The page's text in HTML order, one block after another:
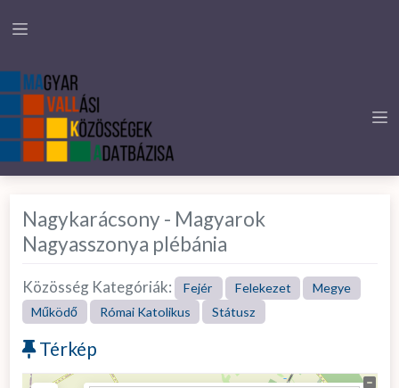
Nagykarácsony - Magyarok
Nagyasszonya plébánia
Közösség Kategóriák: Fejér Felekezet
Megye
Működő
Római Katolikus Státusz
Térkép